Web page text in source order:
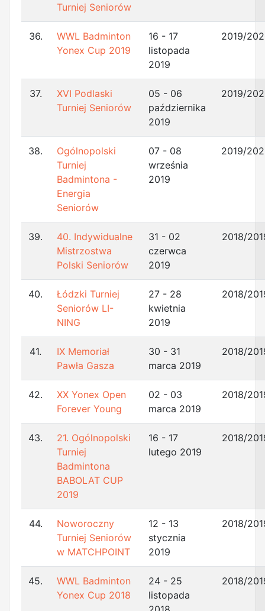
Turniej Seniorów
36.
WWL Badminton
Yonex Cup 2019
16 - 17
listopada
2019
2019/
37.
XVI Podlaski
Turniej Seniorów
05 - 06
października
2019
2019/
38.
Ogólnopolski
Turniej
Badmintona -
Energia
Seniorów
07 - 08
września
2019
2019/
39.
40. Indywidualne
Mistrzostwa
Polski Seniorów
31 - 02
czerwca
2019
2018/
40.
Łódzki Turniej
Seniorów LI-
NING
27 - 28
kwietnia
2019
2018/
41.
IX Memoriał
Pawła Gasza
30 - 31
marca 2019
2018/
42.
XX Yonex Open
Forever Young
02 - 03
marca 2019
2018/
43.
21. Ogólnopolski
Turniej
Badmintona
BABOLAT CUP
2019
16 - 17
lutego 2019
2018/
44.
Noworoczny
Turniej Seniorów
w MATCHPOINT
12 - 13
stycznia
2019
2018/
45.
WWL Badminton
Yonex Cup 2018
24 - 25
listopada
2018/